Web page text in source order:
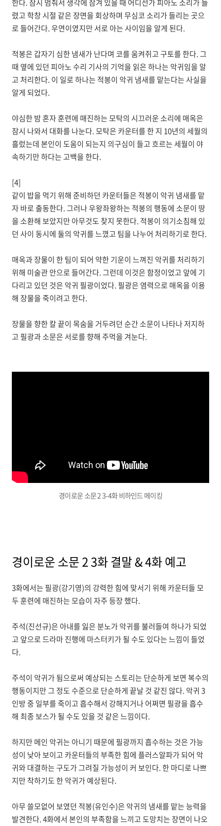
한다. 잠시 멈춰서 생각에 잠겨 있을 때 어디선가 피아노 소리가 들
렸고 학창 시절 같은 장면을 회상하며 무심코 소리가 들리는 곳으
로 들어간다. 우연이였지만 서로 아는 사이임을 알게 된다.
적봉은 갑자기 심한 냄새가 난다며 코를 움켜쥐고 구토를 한다. 그
때 옆에 있던 피아노 수리 기사의 기억을 읽은 하나는 악귀임을 알
고 처리한다. 이 일로 하나는 적봉이 악귀 냄새를 맡는다는 사실을
알게 되었다.
야심한 밤 혼자 훈련에 매진하는 모탁의 시끄러운 소리에 매옥은
잠시 나와서 대화를 나눈다. 모탁은 카운터를 한 지 10년의 세월의
흘렀는데 본인이 도움이 되는지 의구심이 들고 흐르는 세월이 야
속하기만 하다는 고백을 한다.
[4]
같이 밥을 먹기 위해 준비하던 카운터들은 적봉이 악귀 냄새를 맡
자 바로 출동한다. 그러나 우왕좌왕하는 적봉의 행동에 소문이 땅
을 소환해 보았지만 아무것도 찾지 못한다. 적봉이 의기소침해 있
던 사이 동시에 둘의 악귀를 느꼈고 팀을 나누어 처리하기로 한다.
매옥과 장물이 한 팀이 되어 약한 기운이 느껴진 악귀를 처리하기
위해 미술관 안으로 들어간다. 그런데 이것은 함정이었고 앞에 기
다리고 있던 것은 악귀 필광이었다. 필광은 염력으로 매옥을 이용
해 장물을 죽이려고 한다.
장물을 향한 칼 끝이 목숨을 거두려던 순간 소문이 나타나 저지하
고 필광과 소문은 서로를 향해 주먹을 겨눈다.
경이로운 소문 2 3-4화 비하인드 메이킹
경이로운 소문 2 3화 결말 & 4화 예고
3화에서는 필광(강기영)의 강력한 힘에 맞서기 위해 카운터들 모
두 훈련에 매진하는 모습이 자주 등장 했다.
주석(진선규)은 아내를 잃은 분노가 악귀를 불러들여 하나가 되었
고 앞으로 드라마 진행에 마스터키가 될 수도 있다는 느낌이 들었
다.
주석이 악귀가 됨으로써 예상되는 스토리는 단순하게 보면 복수의
행동이지만 그 정도 수준으로 단순하게 끝날 것 같진 않다. 악귀 3
인방 중 일부를 죽이고 흡수해서 강해지거나 어쩌면 필광을 흡수
해 최종 보스가 될 수도 있을 것 같은 느낌이다.
하지만 메인 악귀는 아니기 때문에 필광까지 흡수하는 것은 가능
성이 낮아 보이고 카운터들의 부족한 힘에 플러스알파가 되어 악
귀와 대결하는 구도가 그려질 가능성이 커 보인다. 한 마디로 나쁘
지만 착하기도 한 악귀가 예상된다.
아무 쓸모없어 보였던 적봉(유인수)은 악귀의 냄새를 맡는 능력을
발견한다. 4화에서 본인의 부족함을 느끼고 도망치는 장면이 나오